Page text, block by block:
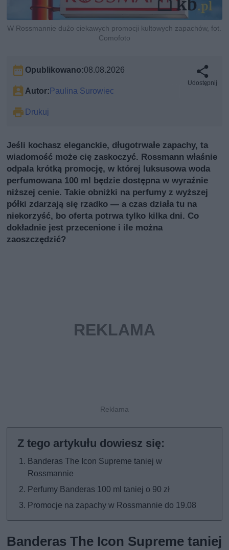
W Rossmannie dużo ciekawych promocji kultowych zapachów, fot.
Comofoto
Opublikowano:08.08.2026
Autor:Paulina Surowiec
Drukuj
Udostępnij
Jeśli kochasz eleganckie, długotrwałe zapachy, ta
wiadomość może cię zaskoczyć. Rossmann właśnie
odpala krótką promocję, w której luksusowa woda
perfumowana 100 ml będzie dostępna w wyraźnie
niższej cenie. Takie obniżki na perfumy z wyższej
półki zdarzają się rzadko — a czas działa tu na
niekorzyść, bo oferta potrwa tylko kilka dni. Co
dokładnie jest przecenione i ile można
zaoszczędzić?
Banderas The Icon Supreme taniej w
Rossmannie
Perfumy Banderas 100 ml taniej o 90 zł
Promocje na zapachy w Rossmannie do 19.08
Banderas The Icon Supreme taniej